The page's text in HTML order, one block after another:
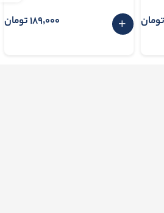
189٬000 تومان